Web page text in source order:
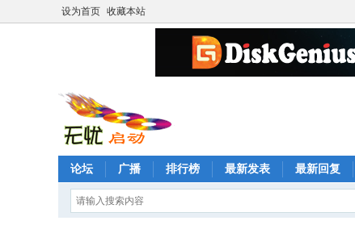
设为首页 收藏本站
论坛 广播 排行榜 最新发表 最新回复